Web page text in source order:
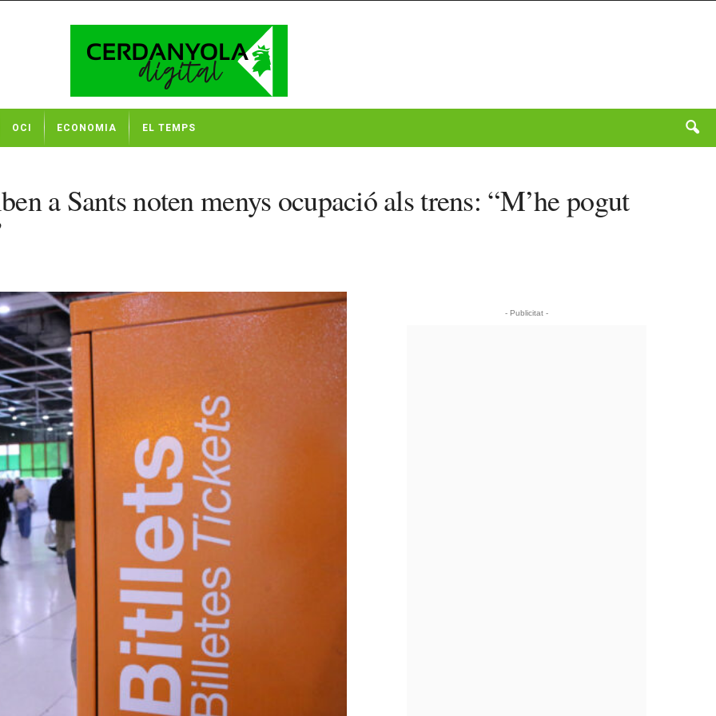
OCI ECONOMIA EL TEMPS
a Sants noten menys ocupació als trens: “M’he pogut
- Publicitat -